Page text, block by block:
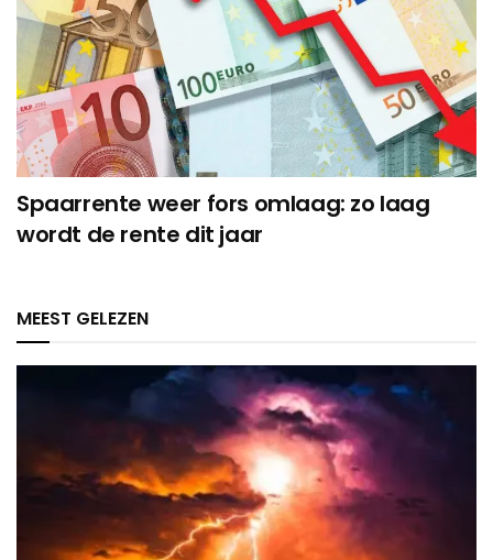
Spaarrente weer fors omlaag: zo laag
wordt de rente dit jaar
MEEST GELEZEN